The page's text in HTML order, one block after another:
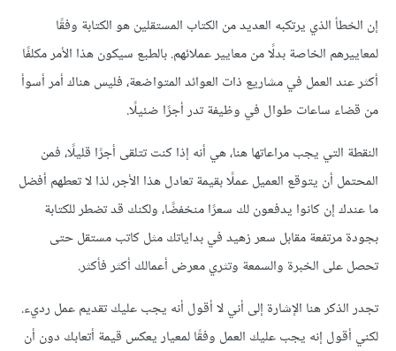
إن الخطأ الذي يرتكبه العديد من الكتاب المستقلين هو الكتابة وفقًا
لمعاييرهم الخاصة بدلًا من معايير عملائهم. بالطبع سيكون هذا الأمر مكلفًا
أكثر عند العمل في مشاريع ذات العوائد المتواضعة، فليس هناك أمر أسوأ
من قضاء ساعات طوال في وظيفة تدر أجرًا ضئيلًا.
النقطة التي يجب مراعاتها هنا، هي أنه إذا كنت تتلقى أجرًا قليلًا، فمن
المحتمل أن يتوقع العميل عملًا بقيمة تعادل هذا الأجر، لذا لا تعطهم أفضل
ما عندك إن كانوا يدفعون لك سعرًا منخفضًا، ولكنك قد تضطر للكتابة
بجودة مرتفعة مقابل سعر زهيد في بداياتك مثل كاتب مستقل حتى
تحصل على الخبرة والسمعة وتثري معرض أعمالك أكثر فأكثر.
تجدر الذكر هنا الإشارة إلى أني لا أقول أنه يجب عليك تقديم عمل رديء.
لكني أقول إنه يجب عليك العمل وفقًا لمعيار يعكس قيمة أتعابك دون أن